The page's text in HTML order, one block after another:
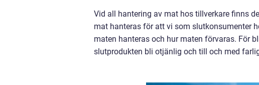
Vid all hantering av mat hos tillverkare finns
mat hanteras för att vi som slutkonsumenter
maten hanteras och hur maten förvaras. För
slutprodukten bli otjänlig och till och med